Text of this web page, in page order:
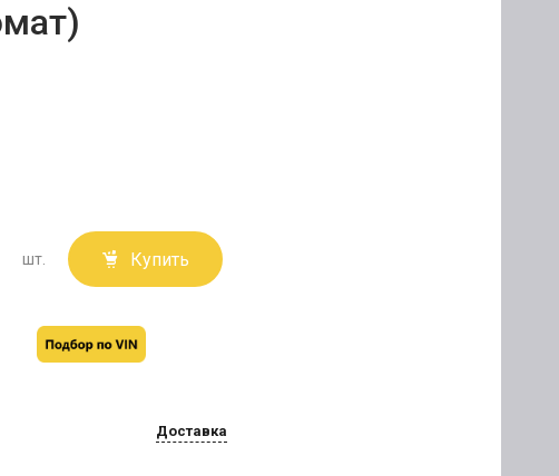
шт. Купить
Доставка